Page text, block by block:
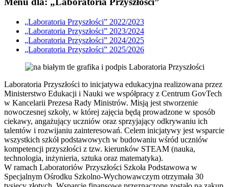
„Laboratoria Przyszłości” 2022/2023
„Laboratoria Przyszłości” 2023/2024
„Laboratoria Przyszłości” 2024/2025
„Laboratoria Przyszłości” 2025/2026
Laboratoria Przyszłości to inicjatywa edukacyjna realizowana przez
Ministerstwo Edukacji i Nauki we współpracy z Centrum GovTech
w Kancelarii Prezesa Rady Ministrów. Misją jest stworzenie
nowoczesnej szkoły, w której zajęcia będą prowadzone w sposób
ciekawy, angażujący uczniów oraz sprzyjający odkrywaniu ich
talentów i rozwijaniu zainteresowań. Celem inicjatywy jest wsparcie
wszystkich szkół podstawowych w budowaniu wśród uczniów
kompetencji przyszłości z tzw. kierunków STEAM (nauka,
technologia, inżynieria, sztuka oraz matematyka).
W ramach Laboratoriów Przyszłości Szkoła Podstawowa w
Specjalnym Ośrodku Szkolno-Wychowawczym otrzymała 30